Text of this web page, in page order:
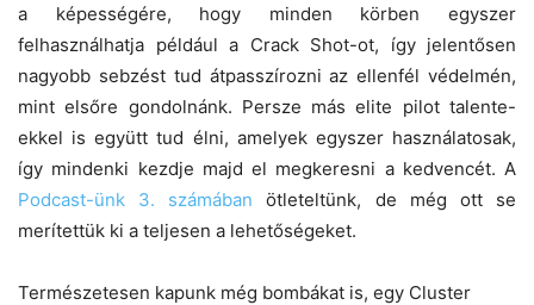
a képességére, hogy minden körben egyszer
felhasználhatja például a Crack Shot-ot, így jelentősen
nagyobb sebzést tud átpasszírozni az ellenfél védelmén,
mint elsőre gondolnánk. Persze más elite pilot talente-
ekkel is együtt tud élni, amelyek egyszer használatosak,
így mindenki kezdje majd el megkeresni a kedvencét. A
Podcast-ünk 3. számában ötleteltünk, de még ott se
merítettük ki a teljesen a lehetőségeket.
Természetesen kapunk még bombákat is, egy Cluster